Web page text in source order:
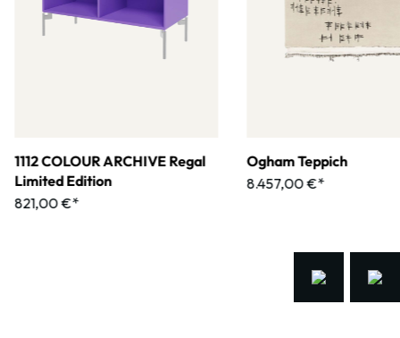
1112 COLOUR ARCHIVE Regal
Limited Edition
821,00 €*
Ogham Teppich
8.457,00 €*